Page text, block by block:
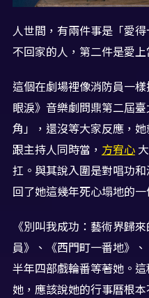
人世間，有兩件事是「愛
不回家的人，第二件是愛上
這個在劇場裡像消防員一
眼淚》音樂劇問鼎第二屆
角」，還沒等大家反應，
跟主持人同時當， 方宥心大
扛。與其說入圍是對唱功
回了她這幾年死心塌地的一
《別叫我成功：藝術界歸
員》、《西門町一番地》
半年四部戲輪番等著她。
她，應該說她的行事曆根